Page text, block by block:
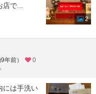
店で...
2
年前）
0
には手洗い